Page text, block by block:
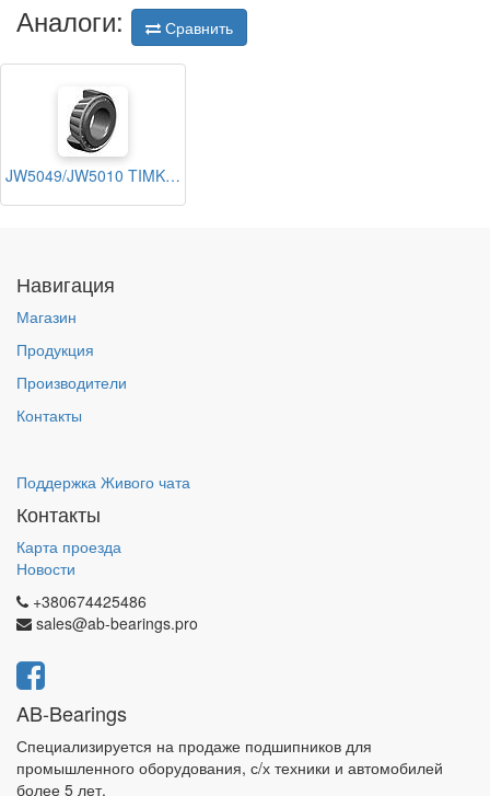
Аналоги: Сравнить
JW5049/JW5010 TIMKEN
Навигация
Магазин
Продукция
Производители
Контакты
Поддержка Живого чата
Контакты
Карта проезда
Новости
+380674425486
sales@ab-bearings.pro
AB-Bearings
Специализируется на продаже подшипников для
промышленного оборудования, с/х техники и автомобилей
более 5 лет.